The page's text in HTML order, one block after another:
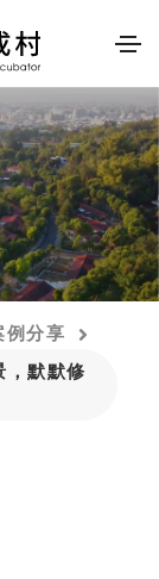
例分享
，默默修